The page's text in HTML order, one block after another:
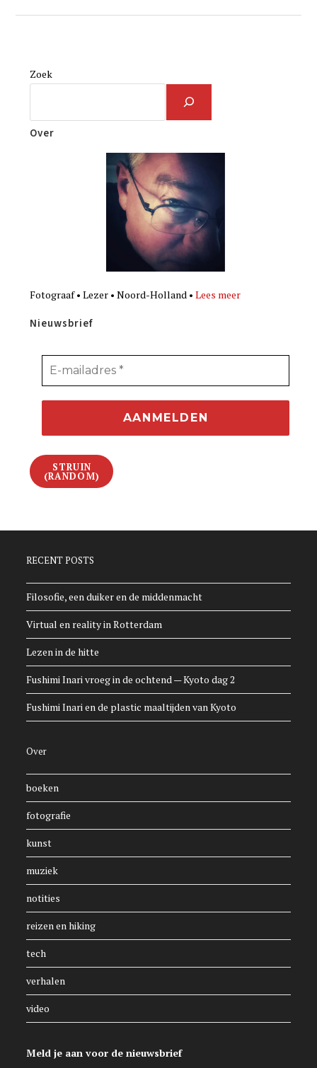
Zoek
Over
Fotograaf • Lezer • Noord-Holland •Lees meer
Nieuwsbrief
STRUIN
(RANDOM)
RECENT POSTS
Filosofie, een duiker en de middenmacht
Virtual en reality in Rotterdam
Lezen in de hitte
Fushimi Inari vroeg in de ochtend — Kyoto dag 2
Fushimi Inari en de plastic maaltijden van Kyoto
Over
boeken
fotografie
kunst
muziek
notities
reizen en hiking
tech
verhalen
video
Meld je aan voor de nieuwsbrief